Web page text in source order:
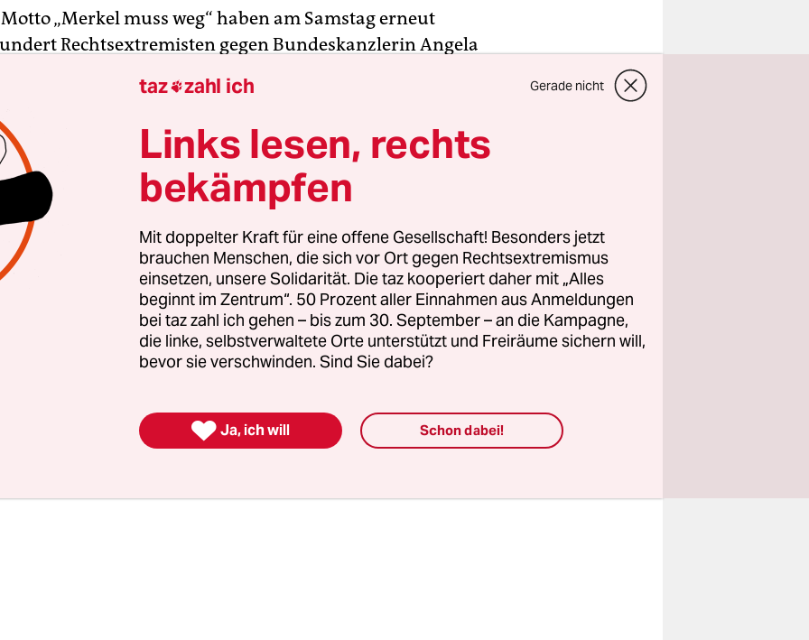
„Merkel muss weg“ haben am Samstag erneut
Rechtsextremisten gegen Bundeskanzlerin Angela
über die Friedrichstraße zum Alexan­
ihrem Weg durch die City-Ost skandierten die
rechte Parolen wie „Wir sind das Volk!“ und „Wer
nicht liebt, soll Deutschland verlassen!“ Neben
Deutschlandfahnen waren auch die Reichskriegsflagge
der NPD zu sehen.
muss weg“-Demo marschierte an diesem Wochenende
fünften Mal durch die Stadt. Die Teilnehmerzahl blieb
den Erwartungen zurück. Die Polizei sprach von etwa
– nur halb so viele wie angemeldet. Bei der ersten
Rechtsextremisten überrascht worden.
taz zahl ich Gerade nicht
Links lesen, rechts
bekämpfen
Mit doppelter Kraft für eine offene Gesellschaft! Besonders jetzt
brauchen Menschen, die sich vor Ort gegen Rechtsextremismus
einsetzen, unsere Solidarität. Die taz kooperiert daher mit „Alles
beginnt im Zentrum“. 50 Prozent aller Einnahmen aus Anmeldungen
bei taz zahl ich gehen – bis zum 30. September – an die Kampagne,
die linke, selbstverwaltete Orte unterstützt und Freiräume sichern will,
bevor sie verschwinden. Sind Sie dabei?
 Ja, ich will Schon dabei!